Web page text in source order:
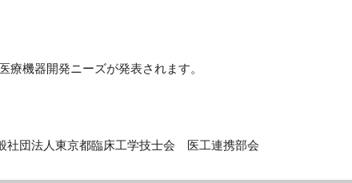
機器開発ニーズが発表されます。
人東京都臨床工学技士会 医工連携部会